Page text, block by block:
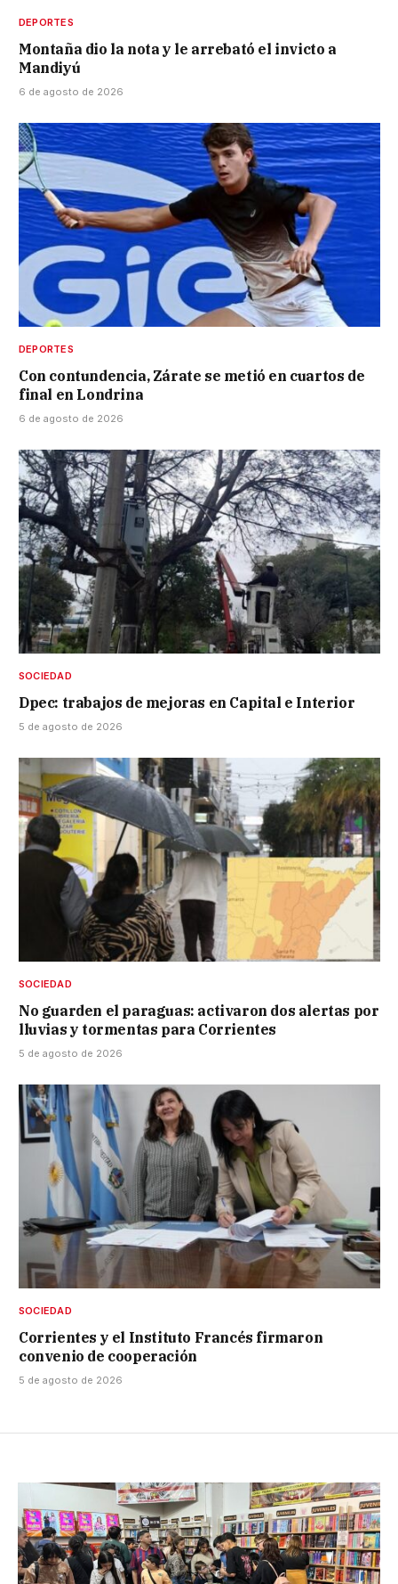
DEPORTES
Montaña dio la nota y le arrebató el invicto a
Mandiyú
6 de agosto de 2026
DEPORTES
Con contundencia, Zárate se metió en cuartos de
final en Londrina
6 de agosto de 2026
SOCIEDAD
Dpec: trabajos de mejoras en Capital e Interior
5 de agosto de 2026
SOCIEDAD
No guarden el paraguas: activaron dos alertas por
lluvias y tormentas para Corrientes
5 de agosto de 2026
SOCIEDAD
Corrientes y el Instituto Francés firmaron
convenio de cooperación
5 de agosto de 2026